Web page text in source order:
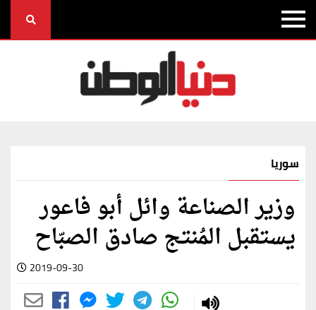
سوريا
وزير الصناعة وائل أبو فاعور
يستقبل المُنتج صادق الصبّاح
2019-09-30